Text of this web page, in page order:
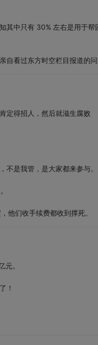
其中只有 30% 左右是用于帮
看过东方时空栏目报道的问
定得招人，然后就滋生腐败
不是我管，是大家都来参与。
他们收手续费都收到撑死。
。
！